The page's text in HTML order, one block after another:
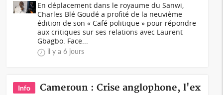
En déplacement dans le royaume du Sanwi,
Charles Blé Goudé a profité de la neuvième
édition de son « Café politique » pour répondre
aux critiques sur ses relations avec Laurent
Gbagbo. Face...
il y a 6 jours
Info
Cameroun : Crise anglophone, l'ex